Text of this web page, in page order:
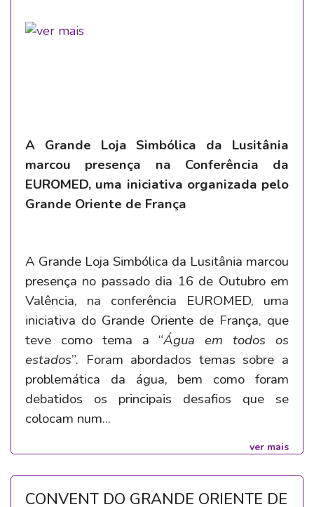
A Grande Loja Simbólica da Lusitânia
marcou presença na Conferência da
EUROMED, uma iniciativa organizada pelo
Grande Oriente de França
A Grande Loja Simbólica da Lusitânia marcou
presença no passado dia 16 de Outubro em
Valência, na conferência EUROMED, uma
iniciativa do Grande Oriente de França, que
teve como tema a “Água em todos os
estados”. Foram abordados temas sobre a
problemática da água, bem como foram
debatidos os principais desafios que se
colocam num...
ver mais
CONVENT DO GRANDE ORIENTE DE